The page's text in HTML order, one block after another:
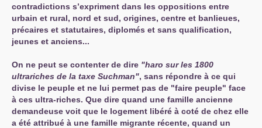
contradictions s’expriment dans les oppositions entre
urbain et rural, nord et sud, origines, centre et banlieues,
précaires et statutaires, diplomés et sans qualification,
jeunes et anciens...
On ne peut se contenter de dire "haro sur les 1800
ultrariches de la taxe Suchman", sans répondre à ce qui
divise le peuple et ne lui permet pas de "faire peuple" face
à ces ultra-riches. Que dire quand une famille ancienne
demandeuse voit que le logement libéré à coté de chez elle
a été attribué à une famille migrante récente, quand un